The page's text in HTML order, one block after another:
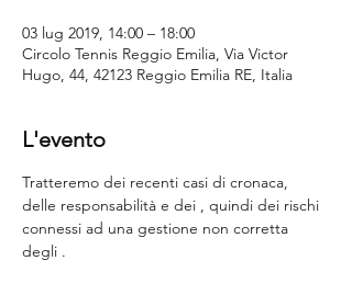
03 lug 2019, 14:00 – 18:00
Circolo Tennis Reggio Emilia, Via Victor
Hugo, 44, 42123 Reggio Emilia RE, Italia
L'evento
Tratteremo dei recenti casi di cronaca,
delle responsabilità e dei , quindi dei rischi
connessi ad una gestione non corretta
degli .